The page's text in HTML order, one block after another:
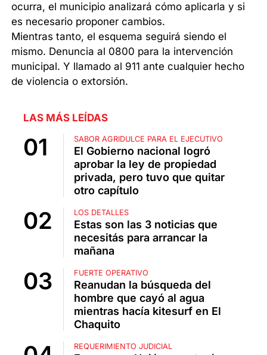
ocurra, el municipio analizará cómo aplicarla y si
es necesario proponer cambios.
Mientras tanto, el esquema seguirá siendo el
mismo. Denuncia al 0800 para la intervención
municipal. Y llamado al 911 ante cualquier hecho
de violencia o extorsión.
LAS MÁS LEÍDAS
SABOR AGRIDULCE PARA EL EJECUTIVO
El Gobierno nacional logró
aprobar la ley de propiedad
privada, pero tuvo que quitar
otro capítulo
LOS DETALLES
Estas son las 3 noticias que
necesitás para arrancar la
mañana
FUERTE OPERATIVO
Reanudan la búsqueda del
hombre que cayó al agua
mientras hacía kitesurf en El
Chaquito
REQUERIMIENTO JUDICIAL